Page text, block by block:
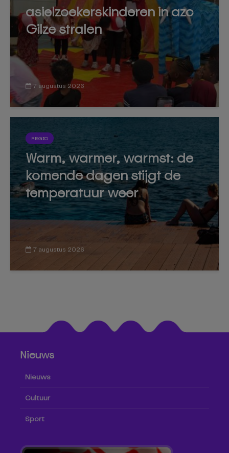
asielzoekerskinderen in azc
Gilze stralen
7 augustus 2026
REGIO
Warm, warmer, warmst: de
komende dagen stijgt de
temperatuur weer
7 augustus 2026
Nieuws
Nieuws
Cultuur
Sport